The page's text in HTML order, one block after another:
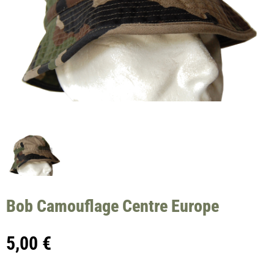
Bob Camouflage Centre Europe
5,00 €